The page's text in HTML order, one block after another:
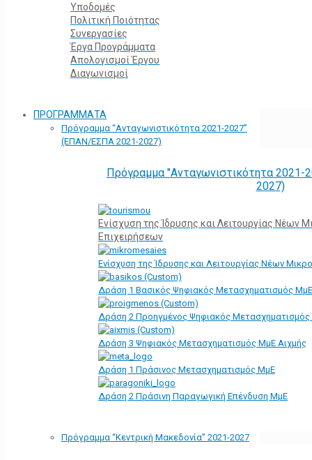
Υποδομές
Πολιτική Ποιότητας
Συνεργασίες
Έργα Προγράμματα
Απολογισμοί Έργου
Διαγωνισμοί
ΠΡΟΓΡΑΜΜΑΤΑ
Πρόγραμμα “Ανταγωνιστικότητα 2021-2027”
(ΕΠΑΝ/ΕΣΠΑ 2021-2027)
Πρόγραμμα "Ανταγωνιστικότητα
2027)
Ενίσχυση της Ίδρυσης και Λειτουργίας Νέων
Επιχειρήσεων
Ενίσχυση της Ίδρυσης και Λειτουργίας Νέων
Δράση 1 Βασικός Ψηφιακός Μετασχηματισμός ΜμΕ
Δράση 2 Προηγμένος Ψηφιακός
Δράση 3 Ψηφιακός Μετασχηματισμός ΜμΕ Αιχμής
Δράση 1 Πράσινος Μετασχηματισμός ΜμΕ
Δράση 2 Πράσινη Παραγωγική Επένδυση ΜμΕ
Πρόγραμμα “Κεντρική Μακεδονία” 2021-2027